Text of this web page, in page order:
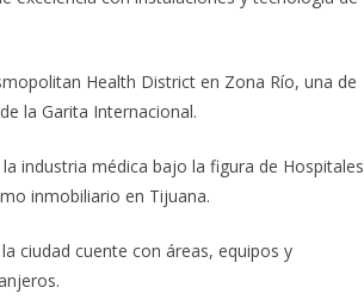
Health District en Zona Río, una de
la Garita Internacional.
industria médica bajo la figura de Hospitales
inmobiliario en Tijuana.
ciudad cuente con áreas, equipos y